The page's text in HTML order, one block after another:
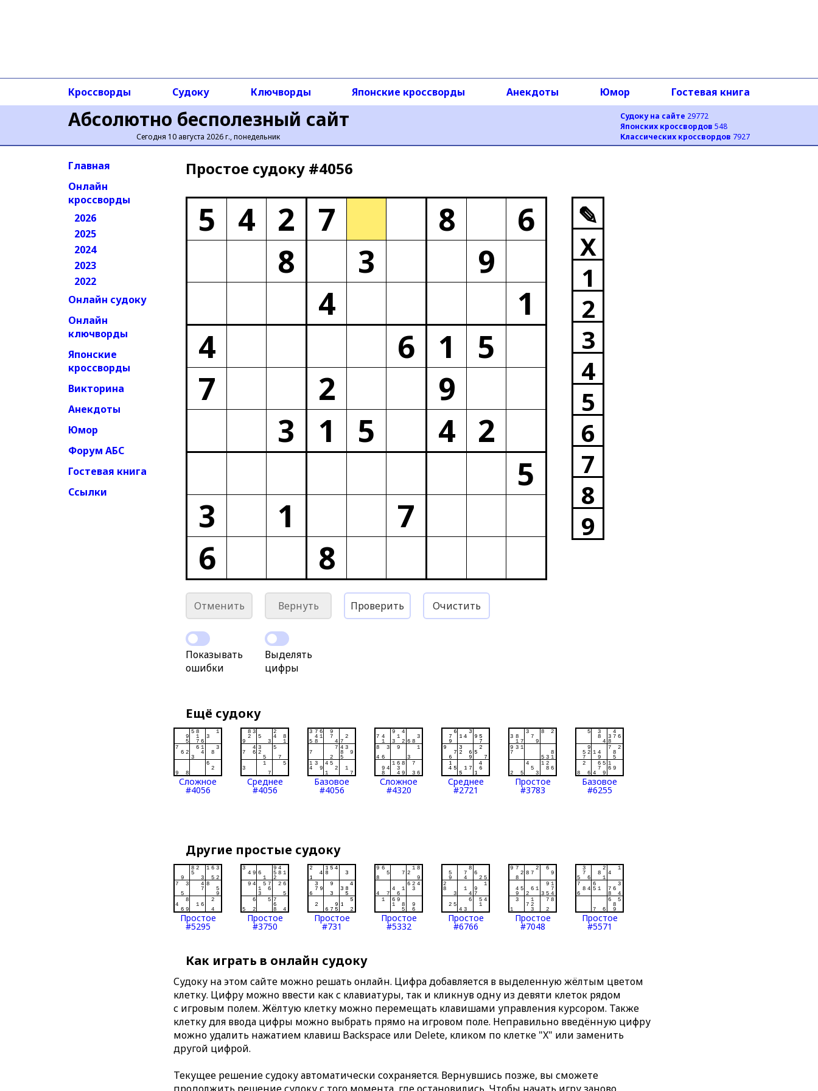
Абсолютно бесполезный сайт
Сегодня 10 августа 2026 г., понедельник
Судоку на сайте 29772
Японских кроссвордов 548
Классических кроссвордов 7927
Кроссворды Судоку Ключворды Японские кроссворды Анекдоты Юмор Гостевая книга
Главная
Онлайн
кроссворды
2026
2025
2024
2023
2022
Онлайн судоку
Онлайн
ключворды
Японские
кроссворды
Викторина
Анекдоты
Юмор
Форум АБС
Гостевая книга
Ссылки
Простое cудоку #4056
5 4 2 7 8
6
8
3
9
4
1
4
6 1
5
7
2
9
3
1 5 4 2
5
3
1
7
6
8
✎
X
1
2
3
4
5
6
7
8
9
Отменить Вернуть Проверить Очистить
Показывать
ошибки
Выделять
цифры
Ещё судоку
Сложное
#4056
Среднее
#4056
Базовое
#4056
Сложное
#4320
Среднее
#2721
Простое
#3783
Базовое
#6255
Другие простые судоку
Простое
#5295
Простое
#3750
Простое
#731
Простое
#5332
Простое
#6766
Простое
#7048
Простое
#5571
Как играть в онлайн судоку
Судоку на этом сайте можно решать онлайн. Цифра добавляется в выделенную жёлтым цветом
клетку. Цифру можно ввести как с клавиатуры, так и кликнув одну из девяти клеток рядом
с игровым полем. Жёлтую клетку можно перемещать клавишами управления курсором. Также
клетку для ввода цифры можно выбрать прямо на игровом поле. Неправильно введённую цифру
можно удалить нажатием клавиш Backspace или Delete, кликом по клетке "X" или заменить
другой цифрой.
Текущее решение судоку автоматически сохраняется. Вернувшись позже, вы сможете